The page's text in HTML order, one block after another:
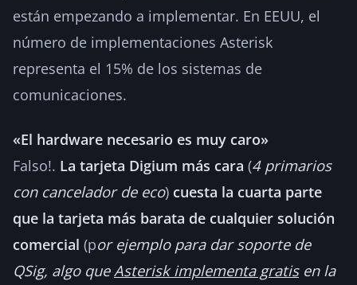
están empezando a implementar. En EEUU, el
número de implementaciones Asterisk
representa el 15% de los sistemas de
comunicaciones.
«El hardware necesario es muy caro»
Falso!. La tarjeta Digium más cara (4 primarios
con cancelador de eco) cuesta la cuarta parte
que la tarjeta más barata de cualquier solución
comercial (por ejemplo para dar soporte de
QSig, algo queAsterisk implementa gratisen la